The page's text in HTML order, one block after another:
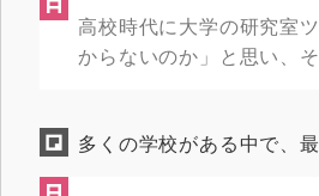
高校時代に大学の研究室
からないのか」と思い、
多くの学校がある中で、